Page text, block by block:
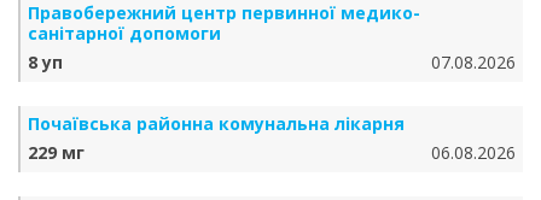
Правобережний центр первинної медико-
санітарної допомоги
8 уп
07.08.2026
Почаївська районна комунальна лікарня
229 мг
06.08.2026